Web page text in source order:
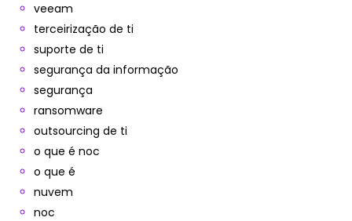
veeam
terceirização de ti
suporte de ti
segurança da informação
segurança
ransomware
outsourcing de ti
o que é noc
o que é
nuvem
noc